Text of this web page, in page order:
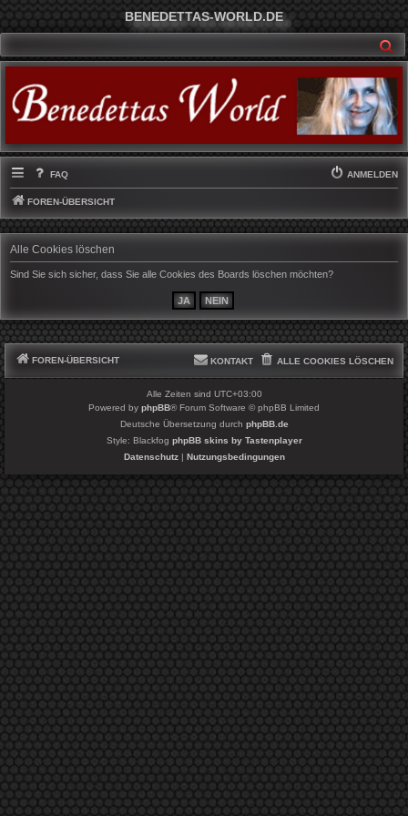
BENEDETTAS-WORLD.DE
FAQ ANMELDEN
FOREN-ÜBERSICHT
Alle Cookies löschen
Sind Sie sich sicher, dass Sie alle Cookies des Boards löschen möchten?
FOREN-ÜBERSICHT ALLE COOKIES LÖSCHEN
KONTAKT
Alle Zeiten sind UTC+03:00
Powered by phpBB® Forum Software © phpBB Limited
Deutsche Übersetzung durch phpBB.de
Style: Blackfog phpBB skins by Tastenplayer
Datenschutz| Nutzungsbedingungen